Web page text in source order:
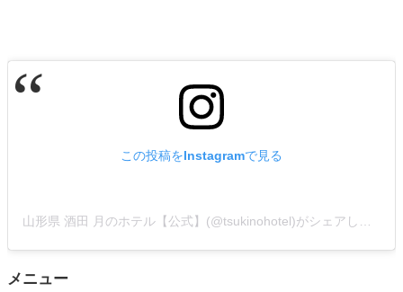
この投稿をInstagramで見る
山形県 酒田 月のホテル【公式】(@tsukinohotel)がシェアした投稿
メニュー